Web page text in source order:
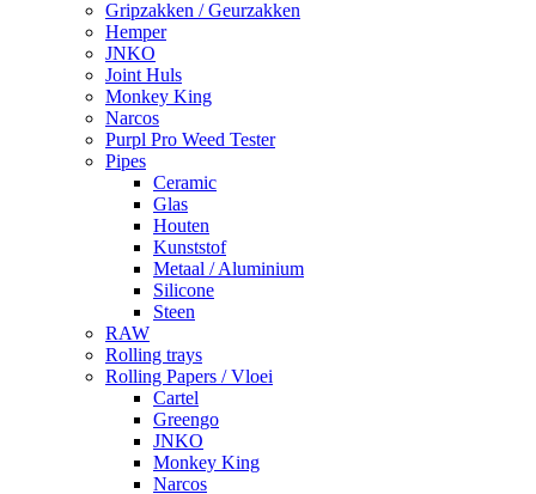
Gripzakken / Geurzakken
Hemper
JNKO
Joint Huls
Monkey King
Narcos
Purpl Pro Weed Tester
Pipes
Ceramic
Glas
Houten
Kunststof
Metaal / Aluminium
Silicone
Steen
RAW
Rolling trays
Rolling Papers / Vloei
Cartel
Greengo
JNKO
Monkey King
Narcos